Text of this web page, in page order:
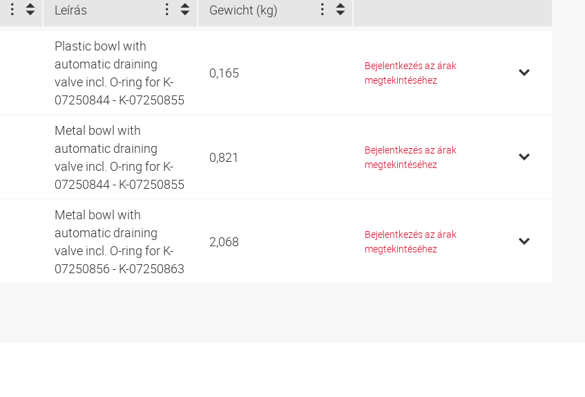
Leírás Gewicht (kg)
Plastic bowl with
automatic draining
valve incl. O-ring for K-
07250844 - K-07250855
0,165
Bejelentkezés az árak
megtekintéséhez
Metal bowl with
automatic draining
valve incl. O-ring for K-
07250844 - K-07250855
0,821
Bejelentkezés az árak
megtekintéséhez
Metal bowl with
automatic draining
valve incl. O-ring for K-
07250856 - K-07250863
2,068
Bejelentkezés az árak
megtekintéséhez